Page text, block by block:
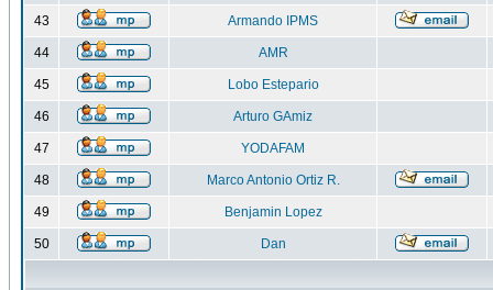
43 Armando IPMS
44 AMR
45 Lobo Estepario
46 Arturo GAmiz
47 YODAFAM
48 Marco Antonio Ortiz R.
49 Benjamin Lopez
50 Dan